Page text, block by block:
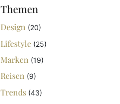
Themen
Design (20)
Lifestyle(25)
Marken (19)
Reisen (9)
Trends(43)